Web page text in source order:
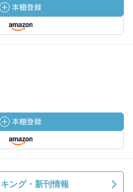
ング・新刊情報